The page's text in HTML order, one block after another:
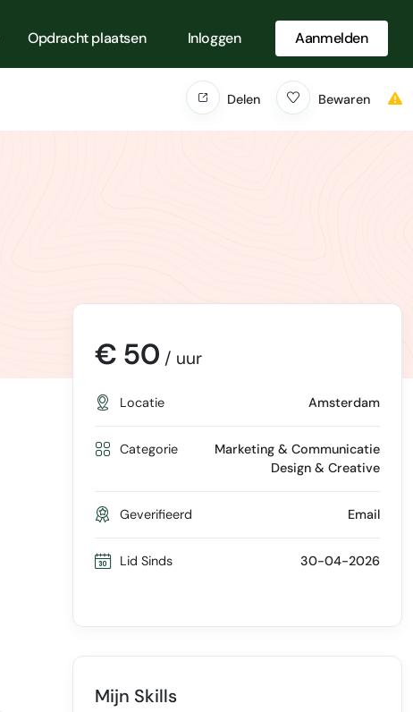
Opdracht plaatsen Inloggen Aanmelden
Delen Bewaren
€ 50 / uur
Locatie Amsterdam
Categorie
Marketing & Communicatie
Design & Creative
Geverifieerd Email
Lid Sinds 30-04-2026
Mijn Skills